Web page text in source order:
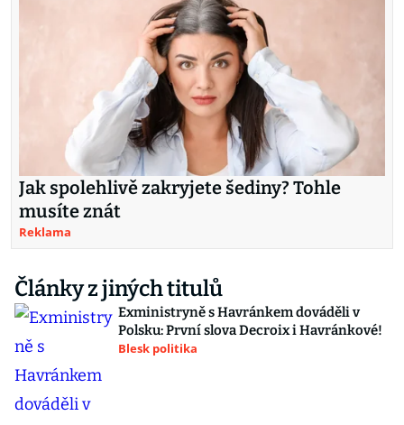
Jak spolehlivě zakryjete šediny? Tohle
musíte znát
Reklama
Články z jiných titulů
Exministryně s Havránkem dováděli v
Polsku: První slova Decroix i Havránkové!
Blesk politika